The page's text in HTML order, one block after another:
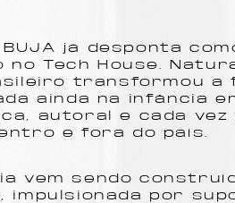
BUJA já desponta
no Tech House.
transformou a
ainda na infância
autoral e cada vez
e fora do país.
vem sendo
impulsionada por